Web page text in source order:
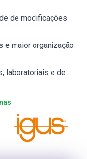
de modificações
e maior organização
laboratoriais e de